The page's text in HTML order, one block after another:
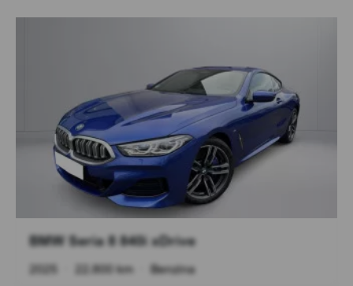
BMW Seria 8 840i xDrive
2025 22.800 km Benzina